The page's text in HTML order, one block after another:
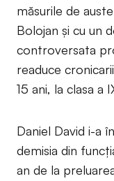
măsurile de
Bolojan și cu un
controversata
readuce
15 ani, la clasa a
Daniel David i-a
demisia din
an de la